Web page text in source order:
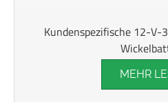
Kundenspezifische 12-
MEHR